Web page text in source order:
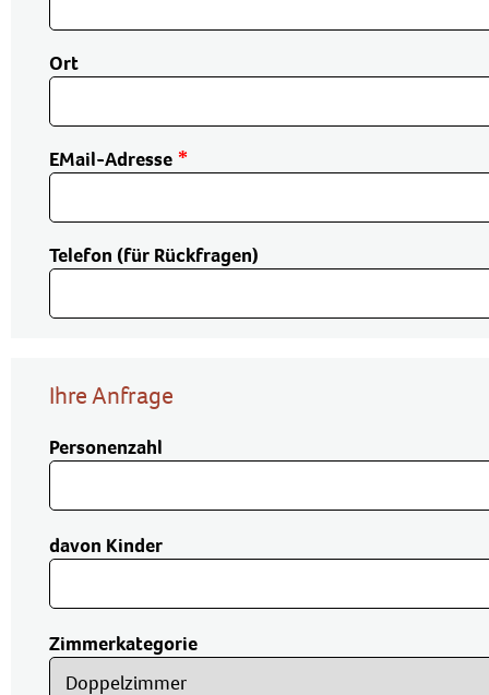
Ort
EMail-Adresse
Telefon (für Rückfragen)
Ihre Anfrage
Personenzahl
davon Kinder
Zimmerkategorie